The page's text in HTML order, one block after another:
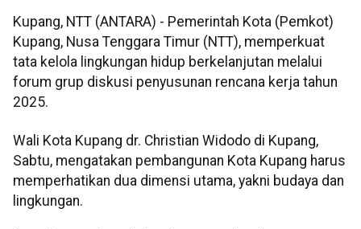
Kupang, NTT (ANTARA) - Pemerintah Kota (Pemkot)
Kupang, Nusa Tenggara Timur (NTT), memperkuat
tata kelola lingkungan hidup berkelanjutan melalui
forum grup diskusi penyusunan rencana kerja tahun
2025.
Wali Kota Kupang dr. Christian Widodo di Kupang,
Sabtu, mengatakan pembangunan Kota Kupang harus
memperhatikan dua dimensi utama, yakni budaya dan
lingkungan.